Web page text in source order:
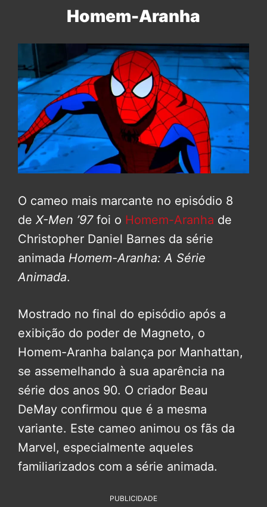
Homem-Aranha
O cameo mais marcante no episódio 8
de X-Men ’97foi o Homem-Aranha de
Christopher Daniel Barnes da série
animada Homem-Aranha: A Série
Animada.
Mostrado no final do episódio após a
exibição do poder de Magneto, o
Homem-Aranha balança por Manhattan,
se assemelhando à sua aparência na
série dos anos 90. O criador Beau
DeMay confirmou que é a mesma
variante. Este cameo animou os fãs da
Marvel, especialmente aqueles
familiarizados com a série animada.
PUBLICIDADE